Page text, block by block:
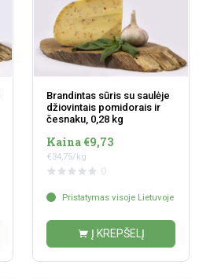
Brandintas sūris su saulėje
džiovintais pomidorais ir
česnaku, 0,28 kg
Kaina €9,73
€34,75/kg
0
Pristatymas visoje Lietuvoje
Į KREPŠELĮ